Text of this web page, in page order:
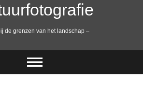
de grenzen van het landschap –